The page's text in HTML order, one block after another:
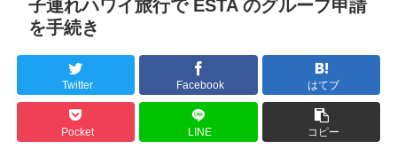
子連れハワイ旅行で ESTA のグループ申請
を手続き
Twitter Facebook はてブ
Pocket LINE コピー